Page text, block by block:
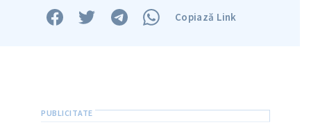
Copiază Link